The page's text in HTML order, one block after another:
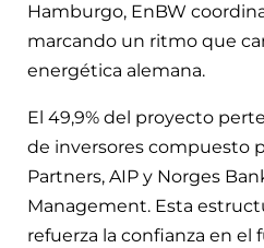
Hamburgo, EnBW
marcando un ritmo que
energética alemana.
El 49,9% del proyecto
de inversores compuesto
Partners, AIP y Norges
Management. Esta
refuerza la confianza en el